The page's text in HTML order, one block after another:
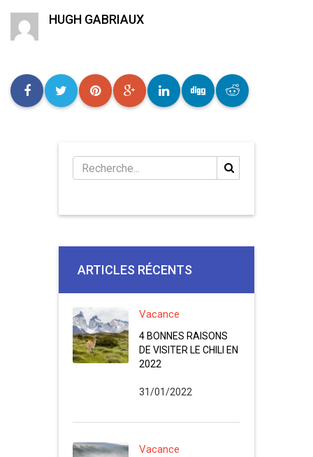
HUGH GABRIAUX
ARTICLES RÉCENTS
Vacance
4 BONNES RAISONS
DE VISITER LE CHILI EN
2022
31/01/2022
Vacance